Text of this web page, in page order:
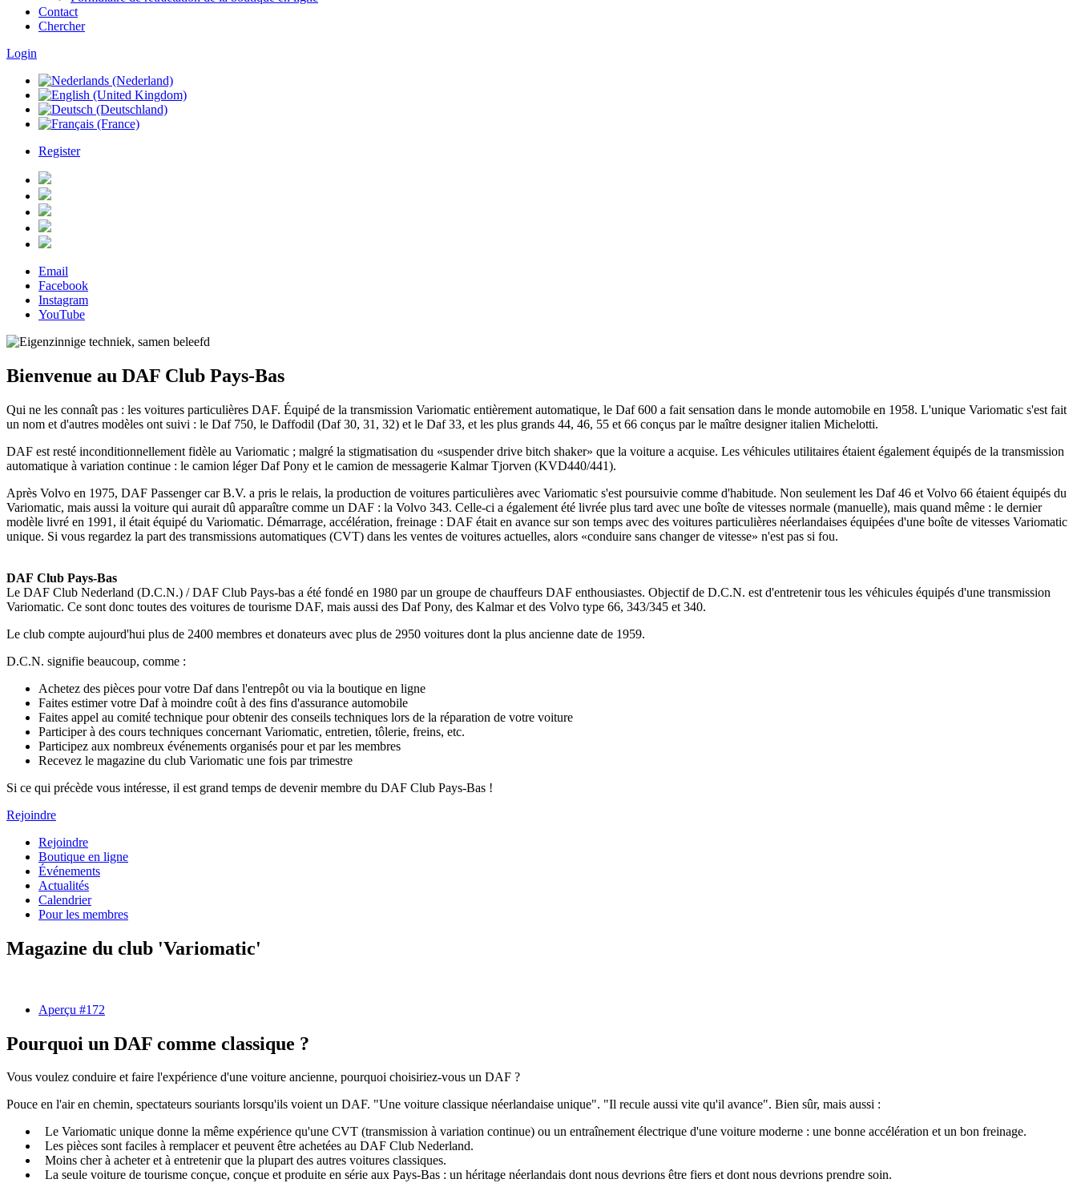
Contact
Chercher
Login
Register
Email
Facebook
Instagram
YouTube
Bienvenue au DAF Club Pays-Bas
Qui ne les connaît pas : les voitures particulières DAF. Équipé de la transmission Variomatic entièrement automatique, le Daf 600 a fait sensation dans le monde automobile en 1958. L'unique Variomatic s'est fait
un nom et d'autres modèles ont suivi : le Daf 750, le Daffodil (Daf 30, 31, 32) et le Daf 33, et les plus grands 44, 46, 55 et 66 conçus par le maître designer italien Michelotti.
DAF est resté inconditionnellement fidèle au Variomatic ; malgré la stigmatisation du «suspender drive bitch shaker» que la voiture a acquise. Les véhicules utilitaires étaient également équipés de la transmission
automatique à variation continue : le camion léger Daf Pony et le camion de messagerie Kalmar Tjorven (KVD440/441).
Après Volvo en 1975, DAF Passenger car B.V. a pris le relais, la production de voitures particulières avec Variomatic s'est poursuivie comme d'habitude. Non seulement les Daf 46 et Volvo 66 étaient équipés du
Variomatic, mais aussi la voiture qui aurait dû apparaître comme un DAF : la Volvo 343. Celle-ci a également été livrée plus tard avec une boîte de vitesses normale (manuelle), mais quand même : le dernier
modèle livré en 1991, il était équipé du Variomatic. Démarrage, accélération, freinage : DAF était en avance sur son temps avec des voitures particulières néerlandaises équipées d'une boîte de vitesses Variomatic
unique. Si vous regardez la part des transmissions automatiques (CVT) dans les ventes de voitures actuelles, alors «conduire sans changer de vitesse» n'est pas si fou.
DAF Club Pays-Bas
Le DAF Club Nederland (D.C.N.) / DAF Club Pays-bas a été fondé en 1980 par un groupe de chauffeurs DAF enthousiastes. Objectif de D.C.N. est d'entretenir tous les véhicules équipés d'une transmission
Variomatic. Ce sont donc toutes des voitures de tourisme DAF, mais aussi des Daf Pony, des Kalmar et des Volvo type 66, 343/345 et 340.
Le club compte aujourd'hui plus de 2400 membres et donateurs avec plus de 2950 voitures dont la plus ancienne date de 1959.
D.C.N. signifie beaucoup, comme :
Achetez des pièces pour votre Daf dans l'entrepôt ou via la boutique en ligne
Faites estimer votre Daf à moindre coût à des fins d'assurance automobile
Faites appel au comité technique pour obtenir des conseils techniques lors de la réparation de votre voiture
Participer à des cours techniques concernant Variomatic, entretien, tôlerie, freins, etc.
Participez aux nombreux événements organisés pour et par les membres
Recevez le magazine du club Variomatic une fois par trimestre
Si ce qui précède vous intéresse, il est grand temps de devenir membre du DAF Club Pays-Bas !
Rejoindre
Rejoindre
Boutique en ligne
Événements
Actualités
Calendrier
Pour les membres
Magazine du club 'Variomatic'
Aperçu #172
Pourquoi un DAF comme classique ?
Vous voulez conduire et faire l'expérience d'une voiture ancienne, pourquoi choisiriez-vous un DAF ?
Pouce en l'air en chemin, spectateurs souriants lorsqu'ils voient un DAF. "Une voiture classique néerlandaise unique". "Il recule aussi vite qu'il avance". Bien sûr, mais aussi :
Le Variomatic unique donne la même expérience qu'une CVT (transmission à variation continue) ou un entraînement électrique d'une voiture moderne : une bonne accélération et un bon freinage.
Les pièces sont faciles à remplacer et peuvent être achetées au DAF Club Nederland.
Moins cher à acheter et à entretenir que la plupart des autres voitures classiques.
La seule voiture de tourisme conçue, conçue et produite en série aux Pays-Bas : un héritage néerlandais dont nous devrions être fiers et dont nous devrions prendre soin.